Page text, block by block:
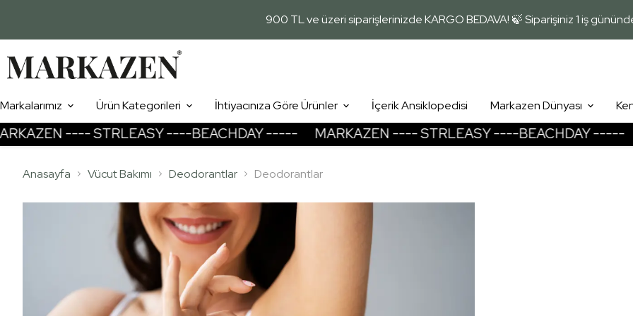
900 TL ve üzeri siparişlerinizde KARGO BEDAVA! 🍃 Siparişiniz 1 iş
Markalarımız Ürün Kategorileri İhtiyacınıza Göre Ürünler
Cildim
Temizleme Arındırma
Aydınlatma Cilt Tonu Yenileme
Yenileme - Yaşlanma Geciktirme
Gözenek - Siyah Nokta
Güneş Koruması
Vücudum
Onarma - Rahatlatma
Pure Comfort Deodorantlar
El - Ayak Bakımı
Sineklere Karşı Koruma
Bronzlaşma
Güneş Koruması
İçerik Ansiklopedisi Markazen Dünyası
---- STRLEASY ----BEACHDAY ----- MARKAZEN ---- STRLEASY ----BEACHDAY -----
Anasayfa Vücut Bakımı Deodorantlar Deodorantlar